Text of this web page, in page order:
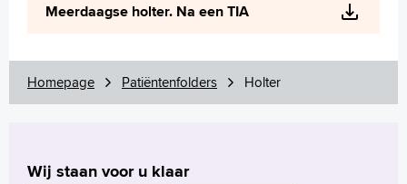
English
Meerdaagse holter. Na een TIA
Homepage Patiëntenfolders Holter
Wij staan voor u klaar